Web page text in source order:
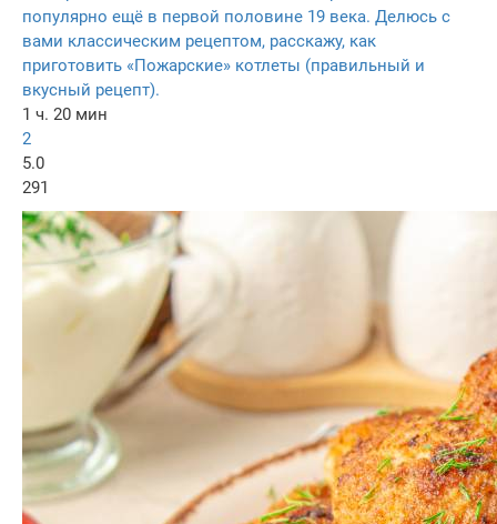
популярно ещё в первой половине 19 века. Делюсь с
вами классическим рецептом, расскажу, как
приготовить «Пожарские» котлеты (правильный и
вкусный рецепт).
1 ч. 20 мин
2
5.0
291